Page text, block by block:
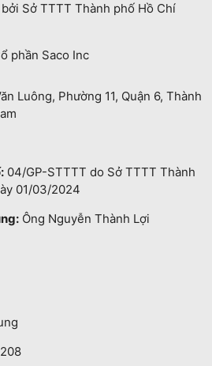
Sở TTTT Thành phố Hồ Chí
phần Saco Inc
Luông, Phường 11, Quận 6, Thành
04/GP-STTTT do Sở TTTT Thành
01/03/2024
Ông Nguyễn Thành Lợi